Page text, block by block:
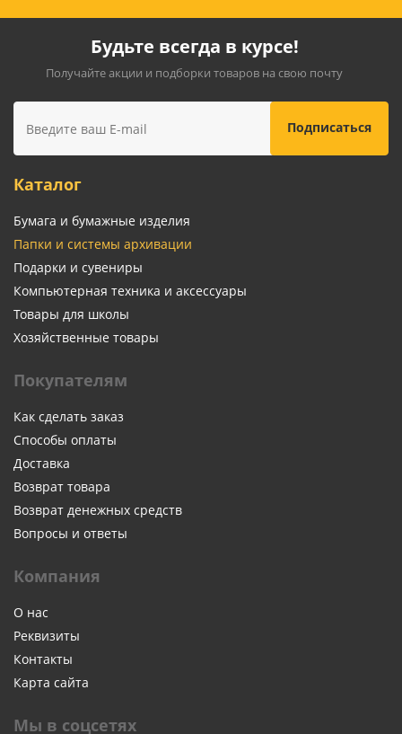
Будьте всегда в курсе!
Получайте акции и подборки товаров на свою почту
Каталог
Бумага и бумажные изделия
Папки и системы архивации
Подарки и сувениры
Компьютерная техника и аксессуары
Товары для школы
Хозяйственные товары
Покупателям
Как сделать заказ
Способы оплаты
Доставка
Возврат товара
Возврат денежных средств
Вопросы и ответы
Компания
О нас
Реквизиты
Контакты
Карта сайта
Мы в соцсетях